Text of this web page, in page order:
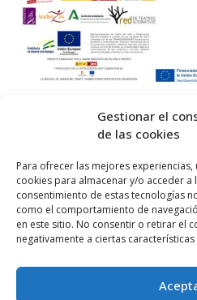
Gestionar el
de las cookies
Para ofrecer las mejores
cookies para almacenar y/o acceder
consentimiento de estas tecnologías
como el comportamiento de
en este sitio. No consentir o retirar el
negativamente a ciertas características
by
Inicio